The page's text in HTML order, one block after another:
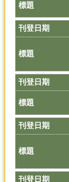
站